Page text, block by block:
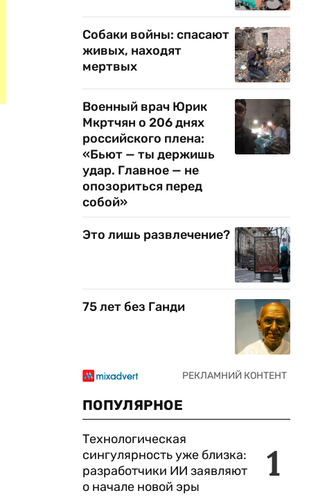
Собаки войны: спасают
живых, находят
мертвых
Военный врач Юрик
Мкртчян о 206 днях
российского плена:
«Бьют — ты держишь
удар. Главное — не
опозориться перед
собой»
Это лишь развлечение?
75 лет без Ганди
ПОПУЛЯРНОЕ
1
Технологическая
сингулярность уже близка:
разработчики ИИ заявляют
о начале новой эры